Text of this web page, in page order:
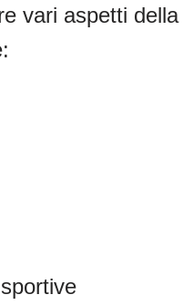
vari aspetti della